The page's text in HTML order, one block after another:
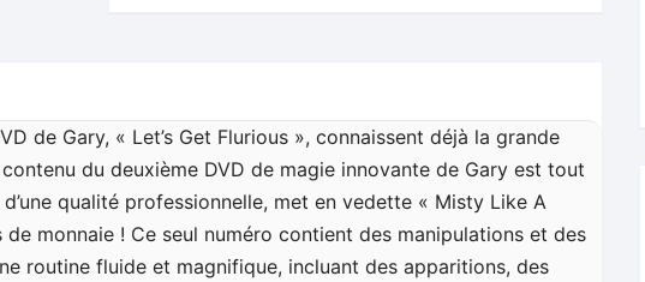
de Gary, « Let’s Get Flurious », connaissent déjà la grande
du deuxième DVD de magie innovante de Gary est tout
qualité professionnelle, met en vedette « Misty Like A
monnaie ! Ce seul numéro contient des manipulations et des
routine fluide et magnifique, incluant des apparitions, des